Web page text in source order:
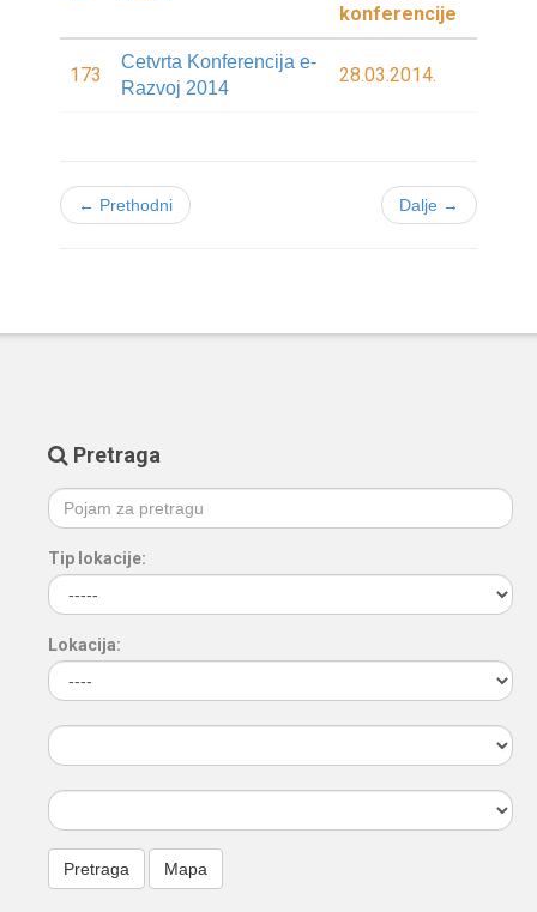
konferencije
173
Cetvrta Konferencija e-
Razvoj 2014
28.03.2014.
← Prethodni Dalje →
Pretraga
Tip lokacije:
Lokacija: